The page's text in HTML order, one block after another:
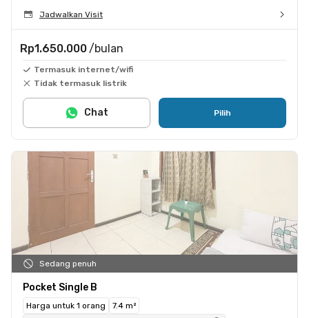
Jadwalkan Visit
Rp1.650.000 /bulan
Termasuk internet/wifi
Tidak termasuk listrik
Pilih
Chat
Sedang penuh
Pocket Single B
Harga untuk 1 orang
7.4 m²